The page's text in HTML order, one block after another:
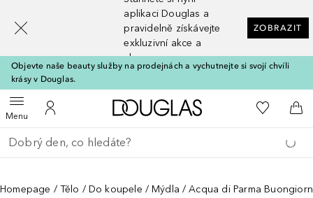
aplikaci Douglas a
pravidelně získávejte
exkluzivní akce a
slevy
ZOBRAZIT
Objevte naše beauty služby na prodejnách a vychutnejte si svojí chvíli
krásy v Douglas.
MenuOtevřít menuK mému účtu
Domů K mému
Do
Vraťte se
Proveďte vyhledávání
Homepage Tělo Do koupele Mýdla Acqua di Parma
[navigation.slideout.screenreader]